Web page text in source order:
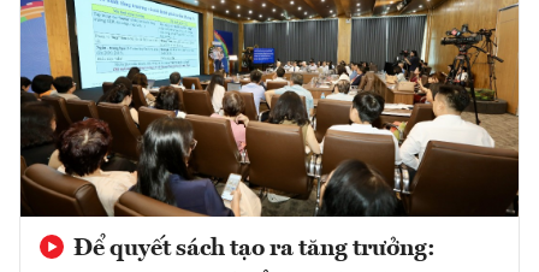
Để quyết sách tạo ra tăng trưởng: